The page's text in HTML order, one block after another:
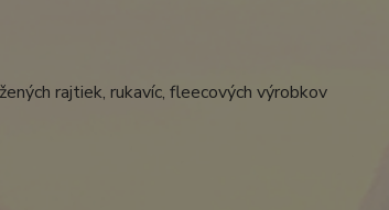
rajtiek, rukavíc, fleecových výrobkov